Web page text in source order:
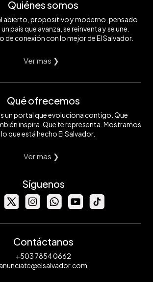
Quiénes somos
abierto, propositivo y moderno, pensado
país que avanza, se reinventa y se une.
de conexión con lo mejor de El Salvador.
Ver mas ❯
Qué ofrecemos
un portal que evoluciona contigo. Que
inspira. Que te representa. Mostramos
que está hecho El Salvador.
Ver mas ❯
Síguenos
Contáctanos
+503 7854 0662
anunciate@elsalvador.com